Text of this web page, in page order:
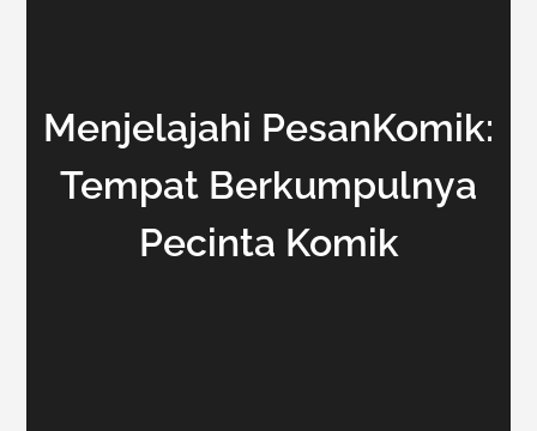
Menjelajahi PesanKomik:
Tempat Berkumpulnya
Pecinta Komik